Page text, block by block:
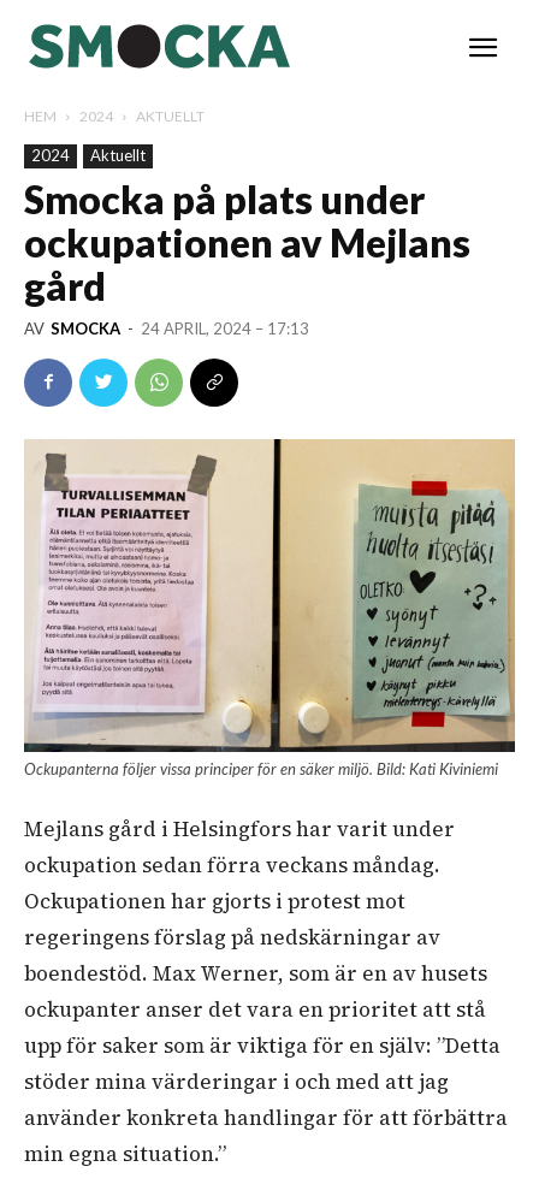
HEM 2024 AKTUELLT
2024 Aktuellt
Smocka på plats under
ockupationen av Mejlans
gård
AV SMOCKA - 24 APRIL, 2024 – 17:13
Ockupanterna följer vissa principer för en säker miljö. Bild: Kati Kiviniemi
Mejlans gård i Helsingfors har varit under
ockupation sedan förra veckans måndag.
Ockupationen har gjorts i protest mot
regeringens förslag på nedskärningar av
boendestöd. Max Werner, som är en av husets
ockupanter anser det vara en prioritet att stå
upp för saker som är viktiga för en själv: ”Detta
stöder mina värderingar i och med att jag
använder konkreta handlingar för att förbättra
min egna situation.”